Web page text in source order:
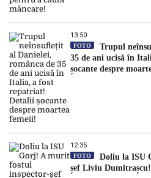
13:50
FOTO
Trupul
35 de ani ucisă în
șocante despre
12:35
FOTO
Doliu la ISU
șef Liviu Dumitrașcu!